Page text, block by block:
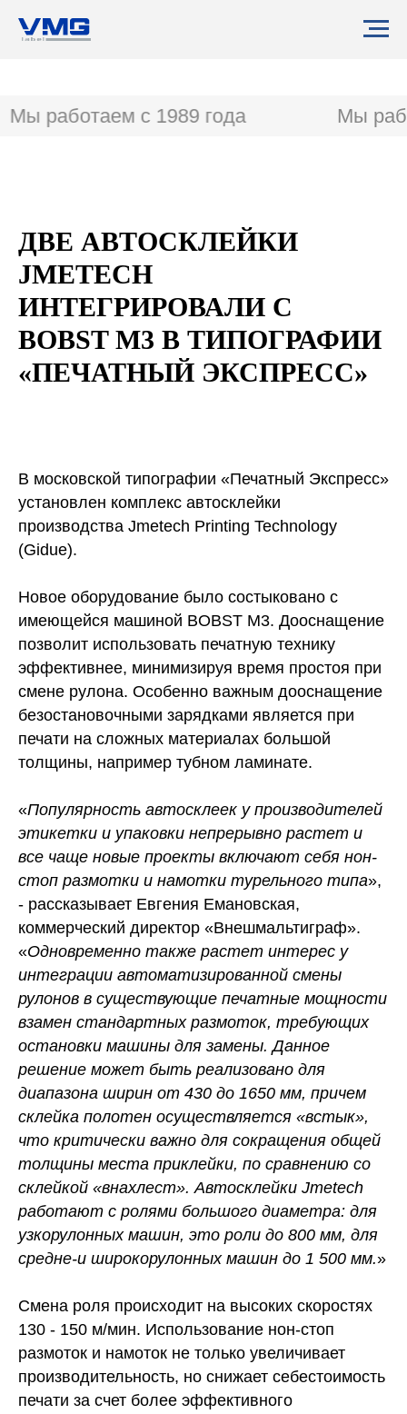
Мы работаем с 1989 года Мы
ДВЕ АВТОСКЛЕЙКИ
JMETECH
ИНТЕГРИРОВАЛИ С
BOBST M3 В ТИПОГРАФИИ
«ПЕЧАТНЫЙ ЭКСПРЕСС»
В московской типографии «Печатный Экспресс»
установлен комплекс автосклейки
производства Jmetech Printing Technology
(Gidue).
Новое оборудование было состыковано с
имеющейся машиной BOBST M3. Дооснащение
позволит использовать печатную технику
эффективнее, минимизируя время простоя при
смене рулона. Особенно важным дооснащение
безостановочными зарядками является при
печати на сложных материалах большой
толщины, например тубном ламинате.
«Популярность автосклеек у производителей
этикетки и упаковки непрерывно растет и
все чаще новые проекты включают себя нон-
стоп размотки и намотки турельного типа»,
- рассказывает Евгения Емановская,
коммерческий директор «Внешмальтиграф».
«Одновременно также растет интерес у
интеграции автоматизированной смены
рулонов в существующие печатные мощности
взамен стандартных размоток, требующих
остановки машины для замены. Данное
решение может быть реализовано для
диапазона ширин от 430 до 1650 мм, причем
склейка полотен осуществляется «встык»,
что критически важно для сокращения общей
толщины места приклейки, по сравнению со
склейкой «внахлест». Автосклейки Jmetech
работают с ролями большого диаметра: для
узкорулонных машин, это роли до 800 мм, для
средне-и широкорулонных машин до 1 500 мм.»
Смена роля происходит на высоких скоростях
130 - 150 м/мин. Использование нон-стоп
размоток и намоток не только увеличивает
производительность, но снижает себестоимость
печати за счет более эффективного